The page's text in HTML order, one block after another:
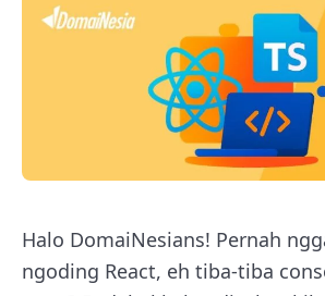
Halo DomaiNesians! Pernah
ngoding React, eh tiba-tiba